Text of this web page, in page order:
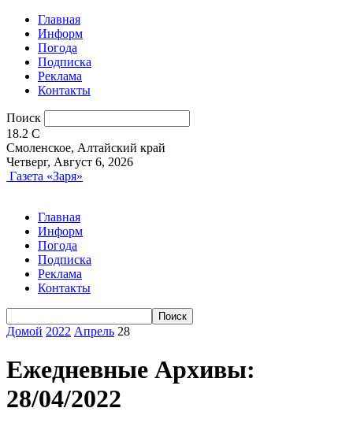
Главная
Информ
Погода
Подписка
Реклама
Контакты
Поиск
18.2 C
Смоленское, Алтайский край
Четверг, Август 6, 2026
Газета «Заря»
Главная
Информ
Погода
Подписка
Реклама
Контакты
Домой 2022 Апрель 28
Ежедневные Архивы:
28/04/2022